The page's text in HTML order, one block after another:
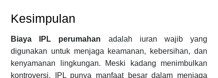
Kesimpulan
Biaya IPL perumahan adalah iuran wajib yang
digunakan untuk menjaga keamanan, kebersihan, dan
kenyamanan lingkungan. Meski kadang menimbulkan
kontroversi, IPL punya manfaat besar dalam menjaga